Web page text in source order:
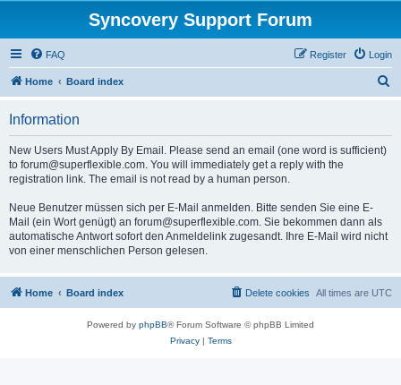
Syncovery Support Forum
FAQ Login
Register
Home Board index
Information
New Users Must Apply By Email. Please send an email (one word is sufficient)
to forum@superflexible.com. You will immediately get a reply with the
registration link. The email is not read by a human person.
Neue Benutzer müssen sich per E-Mail anmelden. Bitte senden Sie eine E-
Mail (ein Wort genügt) an forum@superflexible.com. Sie bekommen dann als
automatische Antwort sofort den Anmeldelink zugesandt. Ihre E-Mail wird nicht
von einer menschlichen Person gelesen.
Home Board index All times are UTC
Delete cookies
Powered by phpBB® Forum Software © phpBB Limited
Privacy| Terms